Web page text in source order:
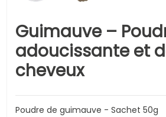
Guimauve –
adoucissante et
cheveux
Poudre de guimauve - Sachet 50g